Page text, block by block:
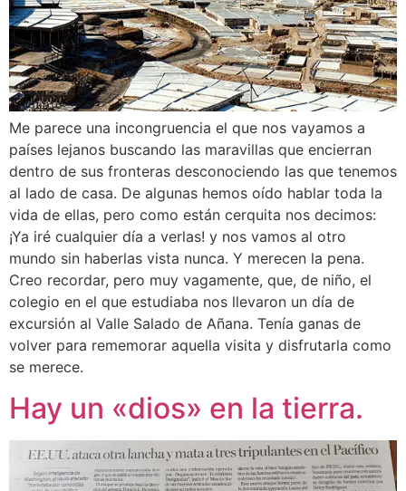
Me parece una incongruencia el que nos vayamos a
países lejanos buscando las maravillas que encierran
dentro de sus fronteras desconociendo las que tenemos
al lado de casa. De algunas hemos oído hablar toda la
vida de ellas, pero como están cerquita nos decimos:
¡Ya iré cualquier día a verlas! y nos vamos al otro
mundo sin haberlas vista nunca. Y merecen la pena.
Creo recordar, pero muy vagamente, que, de niño, el
colegio en el que estudiaba nos llevaron un día de
excursión al Valle Salado de Añana. Tenía ganas de
volver para rememorar aquella visita y disfrutarla como
se merece.
Hay un «dios» en la tierra.